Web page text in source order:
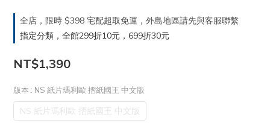
全店，限時 $398 宅配超取免運，外島地區請先與客服聯繫
指定分類，全館299折10元，699折30元
NT$1,390
版本 : NS 紙片瑪利歐 摺紙國王 中文版
NS 紙片瑪利歐 摺紙國王 中文版